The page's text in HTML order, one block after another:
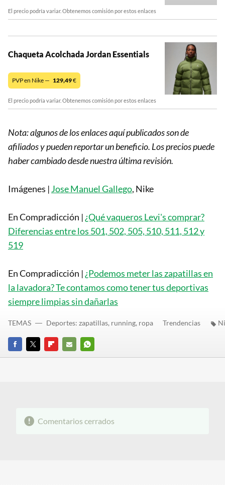
El precio podría variar. Obtenemos comisión por estos enlaces
Chaqueta Acolchada Jordan Essentials
PVP en Nike — 129,49€
El precio podría variar. Obtenemos comisión por estos enlaces
Nota: algunos de los enlaces aquí publicados son de
afiliados y pueden reportar un beneficio. Los precios puede
haber cambiado desde nuestra última revisión.
Imágenes | Jose Manuel Gallego, Nike
En Compradicción | ¿Qué vaqueros Levi's comprar?
Diferencias entre los 501, 502, 505, 510, 511, 512 y
519
En Compradicción | ¿Podemos meter las zapatillas en
la lavadora? Te contamos como tener tus deportivas
siempre limpias sin dañarlas
FACEBOOK
TWITTERFLIPBOARD
E-
WHATSAPP
TEMAS Deportes: zapatillas, running, ropa Trendencias
Comentarios cerrados